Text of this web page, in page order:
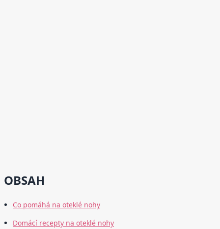
OBSAH
Co pomáhá na oteklé nohy
Domácí recepty na oteklé nohy